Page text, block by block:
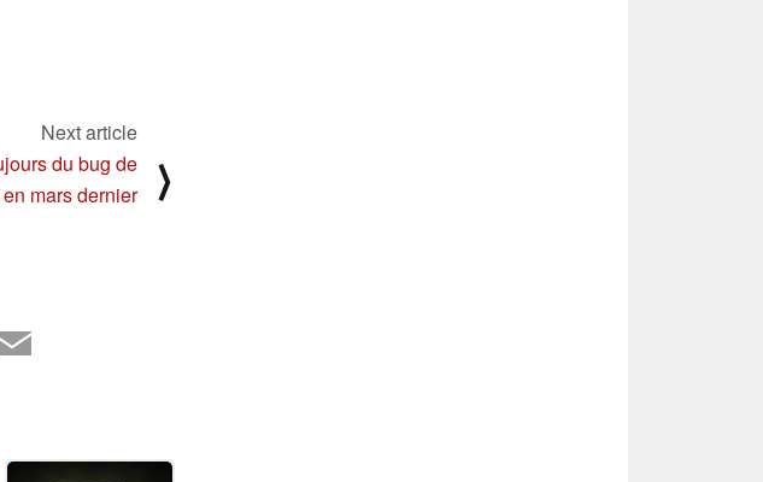
Next article
du bug de
mars dernier
⟩